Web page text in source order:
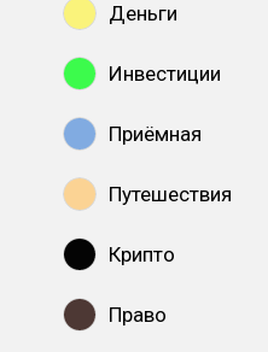
Деньги
Инвестиции
Приёмная
Путешествия
Крипто
Право